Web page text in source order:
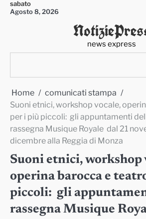
Skipsabato
Agosto 8, 2026
news express
Home
comunicati stampa
Suoni etnici, workshop vocale,
per i più piccoli: gli appuntamenti
rassegna Musique Royale dal 21
dicembre alla Reggia di Monza
Suoni etnici, workshop
operina barocca e
piccoli: gli
rassegna Musique